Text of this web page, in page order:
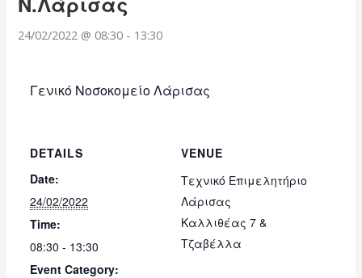
24/02/2022 @ 08:30 - 13:30
Γενικό Νοσοκομείο Λάρισας
DETAILS
Date:
24/02/2022
Time:
08:30 - 13:30
Event Category:
VENUE
Τεχνικό Επιμελητήριο
Λάρισας
Καλλιθέας 7 &
Τζαβέλλα